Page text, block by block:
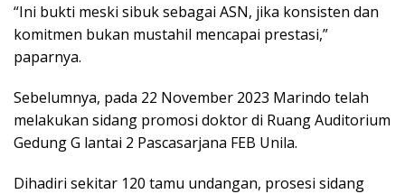
“Ini bukti meski sibuk sebagai ASN, jika konsisten dan
komitmen bukan mustahil mencapai prestasi,”
paparnya.
Sebelumnya, pada 22 November 2023 Marindo telah
melakukan sidang promosi doktor di Ruang Auditorium
Gedung G lantai 2 Pascasarjana FEB Unila.
Dihadiri sekitar 120 tamu undangan, prosesi sidang